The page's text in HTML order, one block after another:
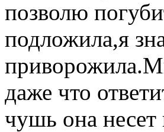
позволю
подложила,я
даже что
чушь она